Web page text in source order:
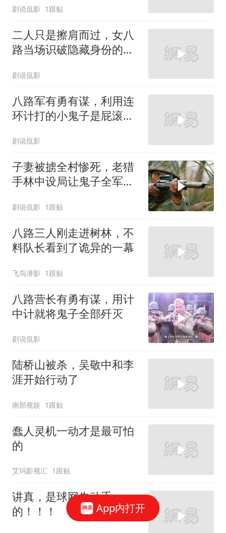
剧说侃影 1跟贴
二人只是擦肩而过，女八
路当场识破隐藏身份的叛
剧说侃影
八路军有勇有谋，利用连
环计打的小鬼子是屁滚尿
剧说侃影
子妻被掳全村惨死，老猎
手林中设局让鬼子全军覆
剧说侃影 1跟贴
八路三人刚走进树林，不
料队长看到了诡异的一幕
飞鸟潜影 1跟贴
八路营长有勇有谋，用计
中计就将鬼子全部歼灭
剧说侃影
陆桥山被杀，吴敬中和李
涯开始行动了
南部视娱 1跟贴
蠢人灵机一动才是最可怕
的
艾玛影视汇 1跟贴
讲真，是球网先动手
的！！！
App内打开